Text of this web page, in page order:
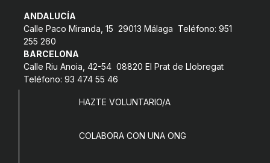
ANDALUCÍA
Calle Paco Miranda, 15 29013 Málaga Teléfono: 951
255 260
BARCELONA
Calle Riu Anoia, 42-54 08820 El Prat de Llobregat
Teléfono: 93 474 55 46
HAZTE VOLUNTARIO/A
COLABORA CON UNA ONG
COL·LABORA
Fes voluntariat
Fes un donatiu
Treballa amb nosaltres